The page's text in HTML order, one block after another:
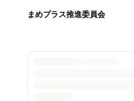
まめプラス推進委員会